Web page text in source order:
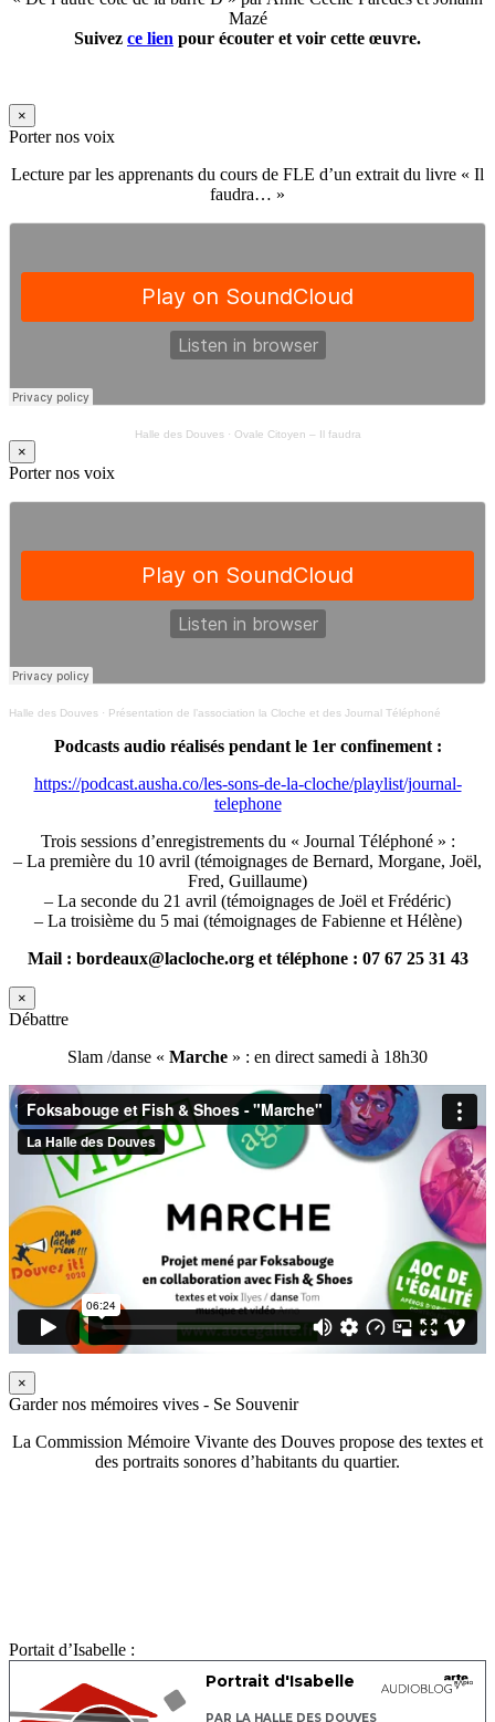
Mazé
Suivez ce lien pour écouter et voir cette œuvre.
×
Porter nos voix
Lecture par les apprenants du cours de FLE d’un extrait du livre « Il
faudra… »
Halle des Douves· Ovale Citoyen – Il faudra
×
Porter nos voix
Halle des Douves · Présentation de l’association la Cloche et des Journal Téléphoné
Podcasts audio réalisés pendant le 1er confinement :
https://podcast.ausha.co/les-sons-de-la-cloche/playlist/journal-
telephone
Trois sessions d’enregistrements du « Journal Téléphoné » :
– La première du 10 avril (témoignages de Bernard, Morgane, Joël,
Fred, Guillaume)
– La seconde du 21 avril (témoignages de Joël et Frédéric)
– La troisième du 5 mai (témoignages de Fabienne et Hélène)
Mail : bordeaux@lacloche.org et téléphone : 07 67 25 31 43
×
Débattre
Slam /danse « Marche » : en direct samedi à 18h30
×
Garder nos mémoires vives - Se Souvenir
La Commission Mémoire Vivante des Douves propose des textes et
des portraits sonores d’habitants du quartier.
Portait d’Isabelle :